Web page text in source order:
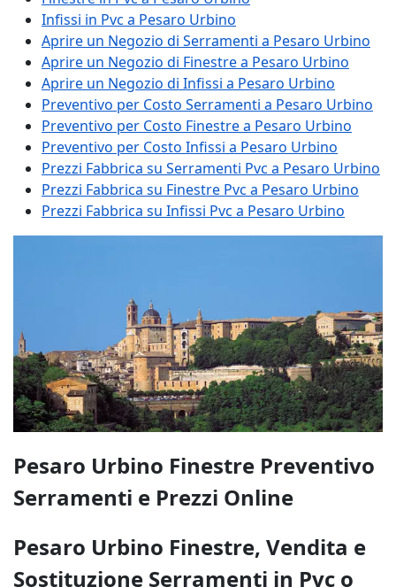
Infissi in Pvc a Pesaro Urbino
Aprire un Negozio di Serramenti a Pesaro Urbino
Aprire un Negozio di Finestre a Pesaro Urbino
Aprire un Negozio di Infissi a Pesaro Urbino
Preventivo per Costo Serramenti a Pesaro Urbino
Preventivo per Costo Finestre a Pesaro Urbino
Preventivo per Costo Infissi a Pesaro Urbino
Prezzi Fabbrica su Serramenti Pvc a Pesaro Urbino
Prezzi Fabbrica su Finestre Pvc a Pesaro Urbino
Prezzi Fabbrica su Infissi Pvc a Pesaro Urbino
Pesaro Urbino Finestre Preventivo
Serramenti e Prezzi Online
Pesaro Urbino Finestre, Vendita e
Sostituzione Serramenti in Pvc o